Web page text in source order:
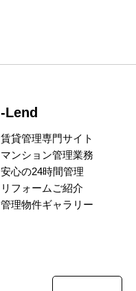
-Lend
賃貸管理専門サイト
マンション管理業務
安心の24時間管理
リフォームご紹介
管理物件ギャラリー